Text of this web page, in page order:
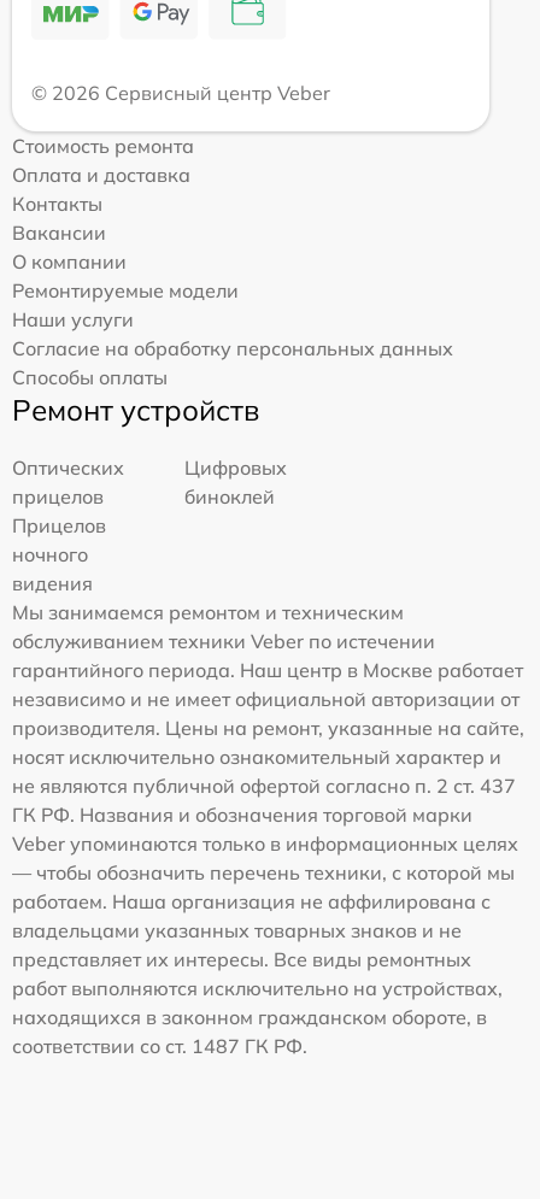
© 2026 Сервисный центр Veber
Стоимость ремонта
Оплата и доставка
Контакты
Вакансии
О компании
Ремонтируемые модели
Наши услуги
Согласие на обработку персональных данных
Способы оплаты
Ремонт устройств
Оптических
прицелов
Цифровых
биноклей
Прицелов
ночного
видения
Мы занимаемся ремонтом и техническим
обслуживанием техники Veber по истечении
гарантийного периода. Наш центр в Москве работает
независимо и не имеет официальной авторизации от
производителя. Цены на ремонт, указанные на сайте,
носят исключительно ознакомительный характер и
не являются публичной офертой согласно п. 2 ст. 437
ГК РФ. Названия и обозначения торговой марки
Veber упоминаются только в информационных целях
— чтобы обозначить перечень техники, с которой мы
работаем. Наша организация не аффилирована с
владельцами указанных товарных знаков и не
представляет их интересы. Все виды ремонтных
работ выполняются исключительно на устройствах,
находящихся в законном гражданском обороте, в
соответствии со ст. 1487 ГК РФ.